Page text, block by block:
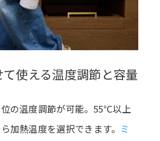
使える温度調節と容量
の温度調節が可能。55℃以上
熱温度を選択できます。 ミ